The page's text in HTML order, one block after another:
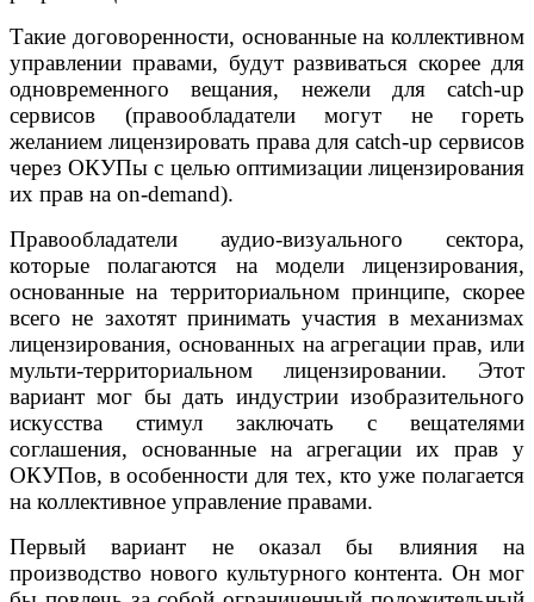
Такие договоренности, основанные на коллективном
управлении правами, будут развиваться скорее для
одновременного вещания, нежели для catch-up
сервисов (правообладатели могут не гореть
желанием лицензировать права для catch-up сервисов
через ОКУПы с целью оптимизации лицензирования
их прав на on-demand).
Правообладатели аудио-визуального сектора,
которые полагаются на модели лицензирования,
основанные на территориальном принципе, скорее
всего не захотят принимать участия в механизмах
лицензирования, основанных на агрегации прав, или
мульти-территориальном лицензировании. Этот
вариант мог бы дать индустрии изобразительного
искусства стимул заключать с вещателями
соглашения, основанные на агрегации их прав у
ОКУПов, в особенности для тех, кто уже полагается
на коллективное управление правами.
Первый вариант не оказал бы влияния на
производство нового культурного контента. Он мог